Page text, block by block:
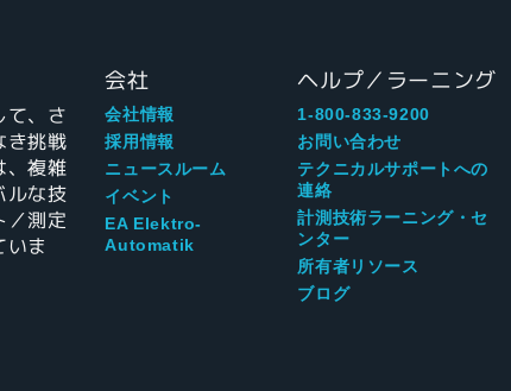
て、さ
き挑戦
、複雑
ルな技
／測定
ま
会社
会社情報
採用情報
ニュースルーム
イベント
EA Elektro-
Automatik
ヘルプ／ラーニング
1-800-833-9200
お問い合わせ
テクニカルサポートへの
連絡
計測技術ラーニング・セ
ンター
所有者リソース
ブログ